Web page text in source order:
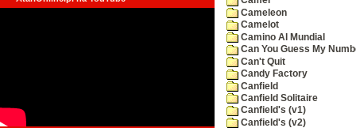
Cameleon
Camelot
Camino Al Mundial
Can You Guess My
Can't Quit
Candy Factory
Canfield
Canfield Solitaire
Canfield's (v1)
Canfield's (v2)